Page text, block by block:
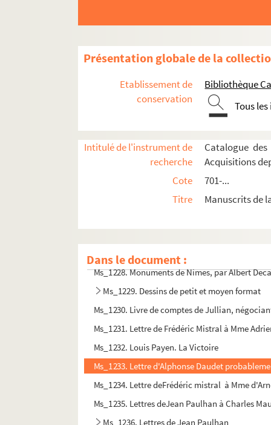
Présentation globale de la
Etablissement de
conservation
Bibliothèque
Tous
Intitulé de l'instrument de
recherche
Catalogue
Acquisitions
Cote
701-...
Titre
Manuscrits de
Dans le document :
Ms_1215. Généalogie de la famille d'Orléans
Ms_1216. Etude du gisement de Mokta El
Ms_1217. Papiers du Docteur Jules Reboul
Ms_1218. Ecrits de la main de Séguier
Ms_1219. Documents épars
Ms_1221. Transcriptions, traductions et
Ms_1222. Archives de Société
Ms_1223. Livre de comptes de François
Ms_1224. Tableaux de géologie
Ms_1227. Plan géométrique et mesurage fait
Ms_1228. Monuments de Nimes, par Albert
Ms_1229. Dessins de petit et moyen format
Ms_1230. Livre de comptes de Jullian,
Ms_1231. Lettre de Frédéric Mistral à Mme
Ms_1232. Louis Payen. La Victoire
Ms_1233. Lettre d'Alphonse Daudet
Ms_1234. Lettre deFrédéric mistral à Mme
Ms_1235. Lettres deJean Paulhan à Charles
Ms_1236. Lettres de Jean Paulhan